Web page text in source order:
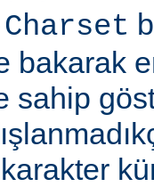
bakarak
sahip